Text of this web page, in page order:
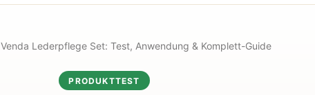
Venda Lederpflege Set: Test, Anwendung & Komplett-Guide
PRODUKTTEST